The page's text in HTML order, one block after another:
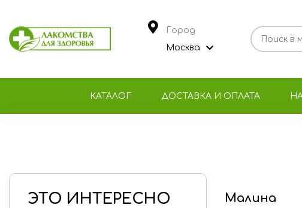
Город
Москва
КАТАЛОГ ДОСТАВКА И ОПЛАТА
ЭТО ИНТЕРЕСНО Малина